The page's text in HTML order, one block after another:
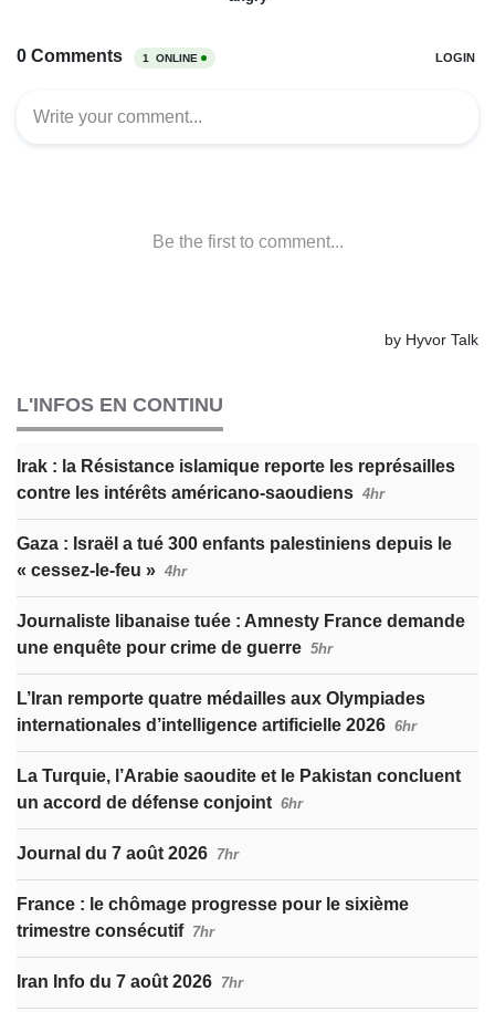
L'INFOS EN CONTINU
Irak : la Résistance islamique reporte les représailles
contre les intérêts américano-saoudiens 4hr
Gaza : Israël a tué 300 enfants palestiniens depuis le
« cessez-le-feu » 4hr
Journaliste libanaise tuée : Amnesty France demande
une enquête pour crime de guerre 5hr
L’Iran remporte quatre médailles aux Olympiades
internationales d’intelligence artificielle 2026 6hr
La Turquie, l’Arabie saoudite et le Pakistan concluent
un accord de défense conjoint 6hr
Journal du 7 août 2026 7hr
France : le chômage progresse pour le sixième
trimestre consécutif 7hr
Iran Info du 7 août 2026 7hr